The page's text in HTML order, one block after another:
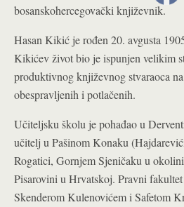
bosanskohercegovački književnik.
Hasan Kikić je rođen 20. avgusta
Kikićev život bio je ispunjen velikim
produktivnog književnog stvaraoca
obespravljenih i potlačenih.
Učiteljsku školu je pohađao u
učitelj u Pašinom Konaku
Rogatici, Gornjem Sjeničaku u
Pisarovini u Hrvatskoj. Pravni
Skenderom Kulenovićem i Safetom